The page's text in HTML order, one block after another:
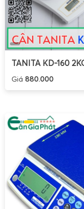
TANITA KD-160
Giá 880.000